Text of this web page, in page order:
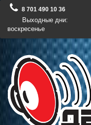
8 701 490 10 36
Выходные дни:
воскресенье